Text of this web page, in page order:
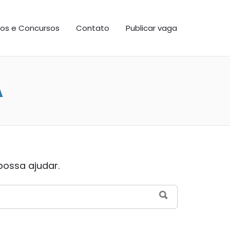
e Concursos Contato Publicar vaga
ajudar.